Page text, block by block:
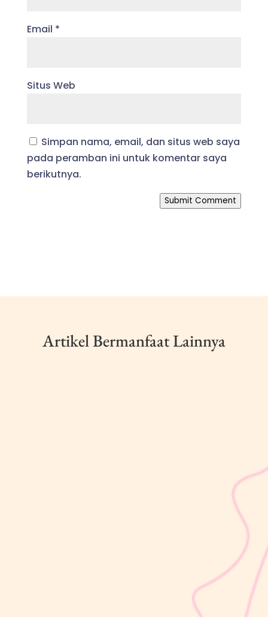
Email *
Situs Web
Simpan nama, email, dan situs web saya
pada peramban ini untuk komentar saya
berikutnya.
Submit Comment
Artikel Bermanfaat Lainnya
dalam masa 1000 Hari Pertama Kehidupan (HPK). Pada tahap ini,